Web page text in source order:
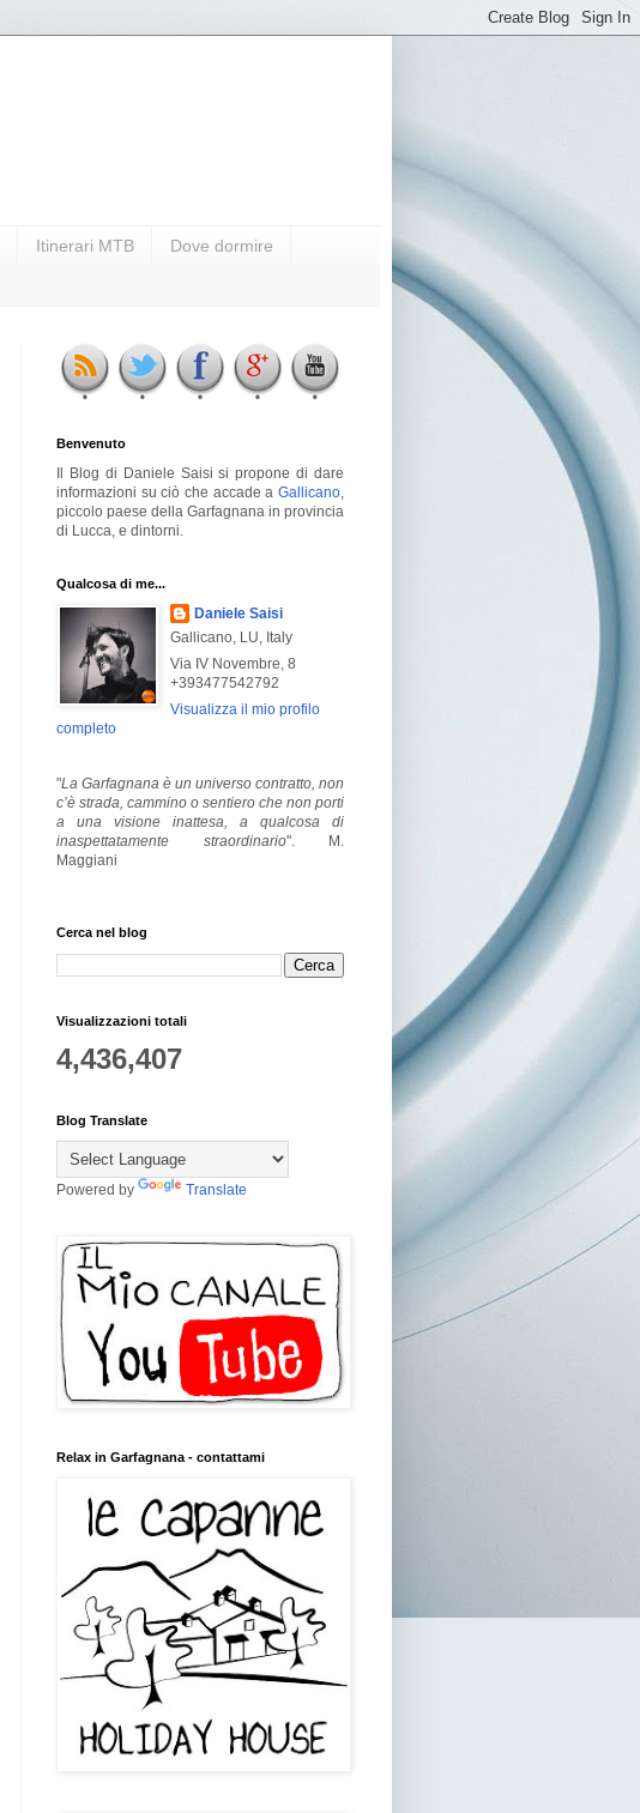
Itinerari MTB Dove dormire
Benvenuto
Il Blog di Daniele Saisi si propone di dare
informazioni su ciò che accade a Gallicano
piccolo paese della Garfagnana in provincia
di Lucca, e dintorni.
Qualcosa di me...
Daniele Saisi
Gallicano, LU, Italy
Via IV Novembre, 8
+393477542792
Visualizza il mio profilo
completo
"La Garfagnana è un universo contratto, non
c’è strada, cammino o sentiero che non porti
a una visione inattesa, a qualcosa di
inaspettatamente straordinario". M.
Maggiani
Cerca nel blog
Visualizzazioni totali
4,436,407
Blog Translate
Powered by Translate
Relax in Garfagnana - contattami